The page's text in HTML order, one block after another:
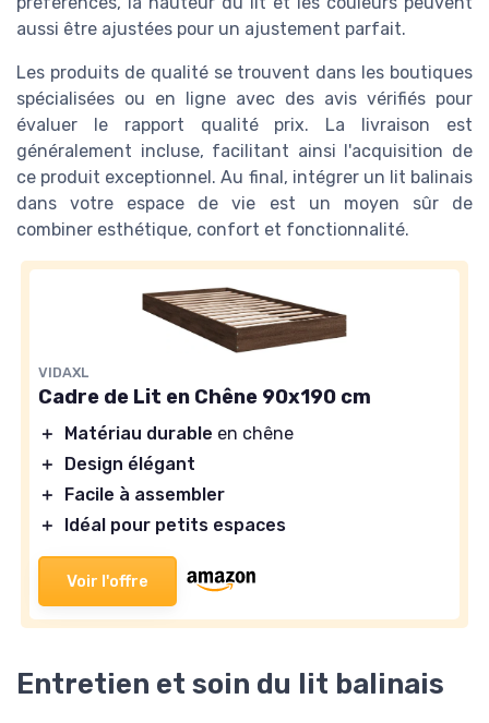
aussi être ajustées pour un ajustement parfait.
Les produits de qualité se trouvent dans les boutiques
spécialisées ou en ligne avec des avis vérifiés pour
évaluer le rapport qualité prix. La livraison est
généralement incluse, facilitant ainsi l'acquisition de
ce produit exceptionnel. Au final, intégrer un lit balinais
dans votre espace de vie est un moyen sûr de
combiner esthétique, confort et fonctionnalité.
VIDAXL
Cadre de Lit en Chêne 90x190 cm
＋ Matériau durable en chêne
＋
Design élégant
＋
Facile à assembler
＋
Idéal pour petits espaces
Voir l'offre
Entretien et soin du lit balinais